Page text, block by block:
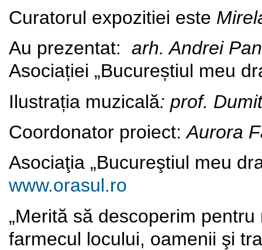
Curatorul expozitiei este
Au prezentat: arh. Andrei
Asociației „Bucureștiul meu
Ilustrația muzicală: prof.
Coordonator proiect:Aurora
Asociaţia „Bucureştiul meu
www.orasul.ro
„Merită să descoperim
farmecul locului, oamenii şi